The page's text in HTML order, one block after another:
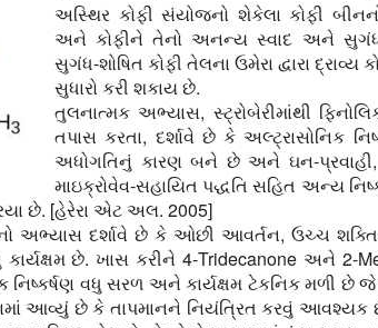
અસ્થિર કોફી સંયોજનો શેકેલા કોફી
અને કોફીને તેનો અનન્ય સ્વાદ અને સુગંધ
સુગંધ-શોષિત કોફી તેલના ઉમેરા દ્વારા દ્રાવ્ય
સુધારો કરી શકાય છે.
તુલનાત્મક અભ્યાસ, સ્ટ્રોબેરીમાંથી
તપાસ કરતા, દર્શાવે છે કે અલ્ટ્રાસોનિક
અધોગતિનું કારણ બને છે અને ઘન-
માઇક્રોવેવ-સહાયિત પદ્ધતિ સહિત અન્ય
છે. [હેરેરા એટ અલ. 2005]
અભ્યાસ દર્શાવે છે કે ઓછી આવર્તન, ઉચ્ચ
કાર્યક્ષમ છે. ખાસ કરીને 4-Tridecanone અને 2-
નિષ્કર્ષણ વધુ સરળ અને કાર્યક્ષમ ટેકનિક મળી છે
આવ્યું છે કે તાપમાનને નિયંત્રિત કરવું આવશ્યક છે